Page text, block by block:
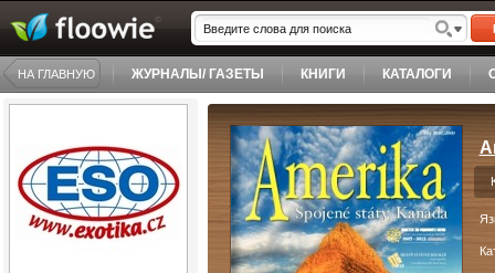
НА ГЛАВНУЮ ЖУРНАЛЫ/ ГАЗЕТЫ КНИГИ КАТАЛОГИ